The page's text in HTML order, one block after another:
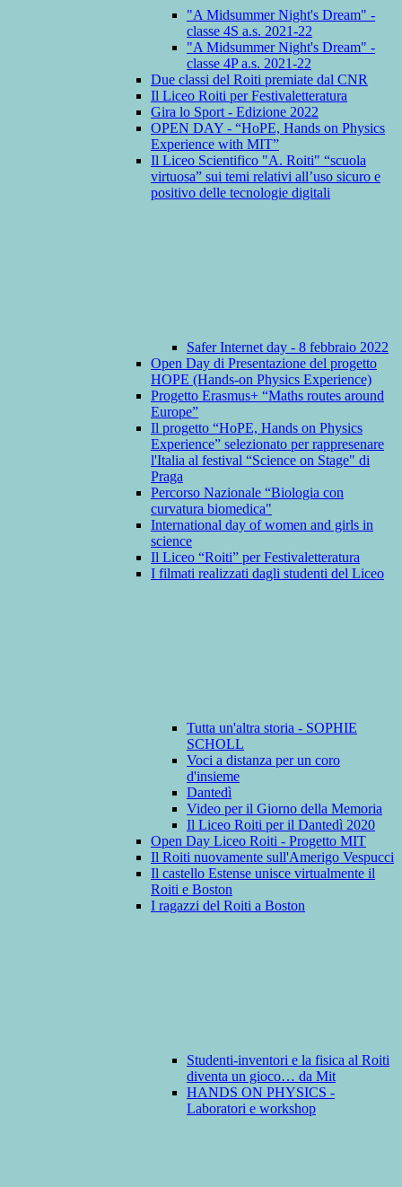
"A Midsummer Night's Dream" -
classe 4S a.s. 2021-22
"A Midsummer Night's Dream" -
classe 4P a.s. 2021-22
Due classi del Roiti premiate dal CNR
Il Liceo Roiti per Festivaletteratura
Gira lo Sport - Edizione 2022
OPEN DAY - “HoPE, Hands on Physics
Experience with MIT”
Il Liceo Scientifico "A. Roiti" “scuola
virtuosa” sui temi relativi all’uso sicuro e
positivo delle tecnologie digitali
Safer Internet day - 8 febbraio 2022
Open Day di Presentazione del progetto
HOPE (Hands-on Physics Experience)
Progetto Erasmus+ “Maths routes around
Europe”
Il progetto “HoPE, Hands on Physics
Experience” selezionato per rappresenare
l'Italia al festival “Science on Stage" di
Praga
Percorso Nazionale “Biologia con
curvatura biomedica"
International day of women and girls in
science
Il Liceo “Roiti” per Festivaletteratura
I filmati realizzati dagli studenti del Liceo
Tutta un'altra storia - SOPHIE
SCHOLL
Voci a distanza per un coro
d'insieme
Dantedì
Video per il Giorno della Memoria
Il Liceo Roiti per il Dantedì 2020
Open Day Liceo Roiti - Progetto MIT
Il Roiti nuovamente sull'Amerigo Vespucci
Il castello Estense unisce virtualmente il
Roiti e Boston
I ragazzi del Roiti a Boston
Studenti-inventori e la fisica al Roiti
diventa un gioco… da Mit
HANDS ON PHYSICS -
Laboratori e workshop